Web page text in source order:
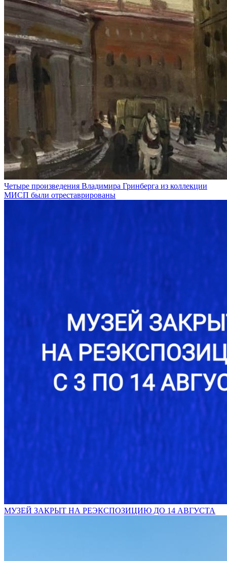
Четыре произведения Владимира Гринберга из коллекции
МИСП были отреставрированы
МУЗЕЙ ЗАКРЫТ НА РЕЭКСПОЗИЦИЮ ДО 14 АВГУСТА